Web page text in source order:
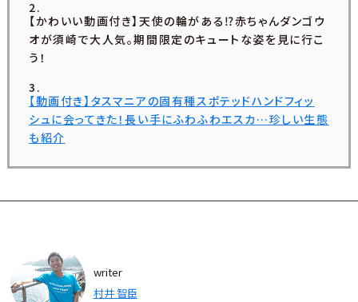
【かわいい動画付き】天使の輪がある⁉赤ちゃんダンゴウ
オが須崎で大人気。期間限定のキュートな姿を見に行こ
う！
【動画付き】タスマニアの固有種スポテッドハンドフィッ
シュに会ってきた！長い手にふわふわエスカ…珍しい生態
も紹介
writer
村井 智臣